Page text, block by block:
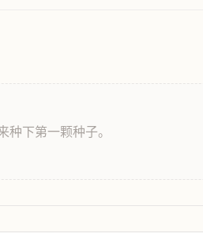
种下第一颗种子。